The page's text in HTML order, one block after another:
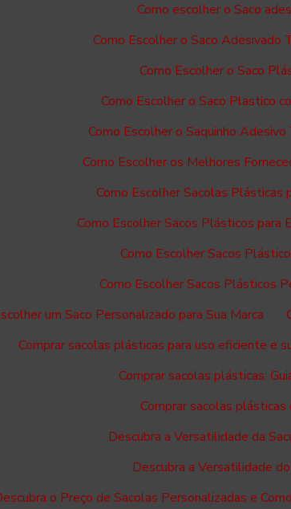
Como escolher o Saco
Como Escolher o Saco Adesivado
Como Escolher o Saco
Como Escolher o Saco Plastico
Como Escolher o Saquinho
Como Escolher os Melhores
Como Escolher Sacolas
Como Escolher Sacos Plásticos
Como Escolher Sacos
Como Escolher Sacos Plásticos
um Saco Personalizado para Sua Marca
Comprar sacolas plásticas para uso eficiente e
Comprar sacolas plásticas:
Comprar sacolas
Descubra a Versatilidade da
Descubra a Versatilidade
o Preço de Sacolas Personalizadas e